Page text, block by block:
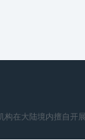
在大陆境内擅自开